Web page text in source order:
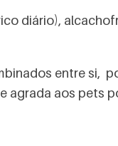
diário),
entre si,
agrada aos pets